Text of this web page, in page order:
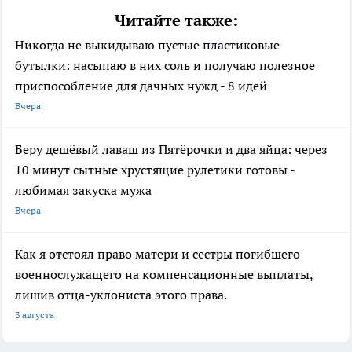
Читайте также:
Никогда не выкидываю пустые пластиковые
бутылки: насыпаю в них соль и получаю полезное
приспособление для дачных нужд - 8 идей
Вчера
Беру дешёвый лаваш из Пятёрочки и два яйца: через
10 минут сытные хрустящие рулетики готовы -
любимая закуска мужа
Вчера
Как я отстоял право матери и сестры погибшего
военнослужащего на компенсационные выплаты,
лишив отца-уклониста этого права.
3 августа